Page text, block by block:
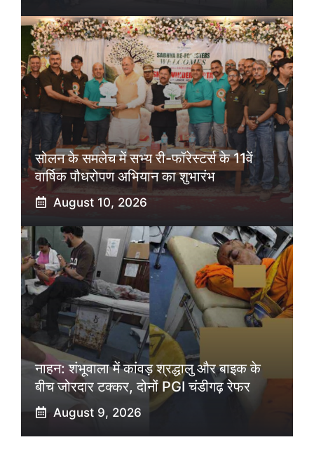
सोलन के समलेच में सभ्य री-फॉरेस्टर्स के 11वें
वार्षिक पौधरोपण अभियान का शुभारंभ
August 10, 2026
नाहन: शंभूवाला में कांवड़ श्रद्धालु और बाइक के
बीच जोरदार टक्कर, दोनों PGI चंडीगढ़ रेफर
August 9, 2026